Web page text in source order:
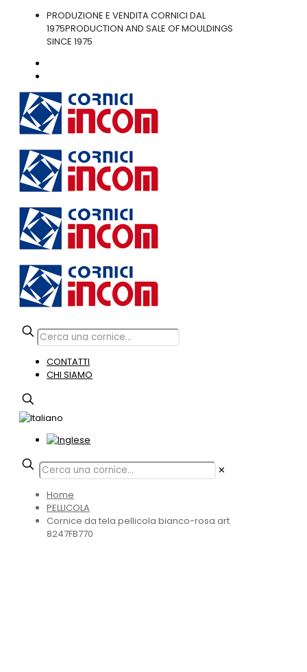
PRODUZIONE E VENDITA CORNICI DAL
1975PRODUCTION AND SALE OF MOULDINGS
SINCE 1975
CONTATTI
CHI SIAMO
✕
Home
PELLICOLA
Cornice da tela pellicola bianco-rosa art.
8247FB770